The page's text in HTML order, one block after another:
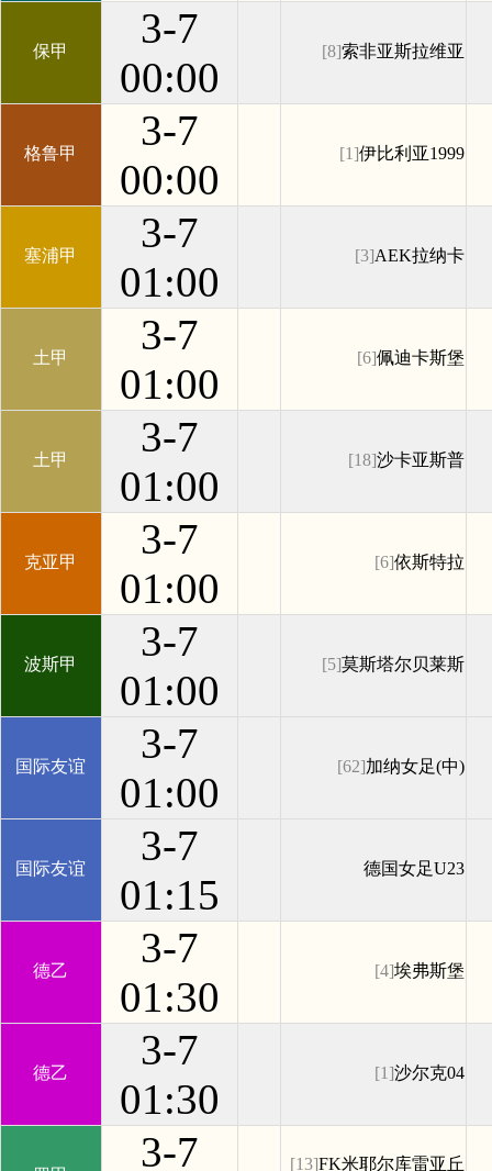
保甲
3-7
00:00
[8]索非亚斯拉维亚
格鲁甲
3-7
00:00
[1]伊比利亚1999
塞浦甲
3-7
01:00
[3]AEK拉纳卡
土甲
3-7
01:00
[6]佩迪卡斯堡
土甲
3-7
01:00
[18]沙卡亚斯普
克亚甲
3-7
01:00
[6]依斯特拉
波斯甲
3-7
01:00
[5]莫斯塔尔贝莱斯
国际友谊
3-7
01:00
[62]加纳女足(中)
国际友谊
3-7
01:15
德国女足U23
德乙
3-7
01:30
[4]埃弗斯堡
德乙
3-7
01:30
[1]沙尔克04
3-7 [13]FK米耶尔库雷亚丘